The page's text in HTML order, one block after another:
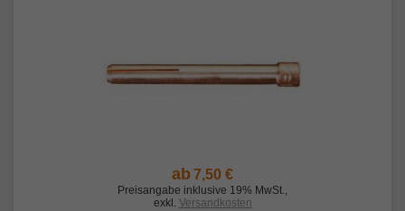
ab 7,50 €
Preisangabe inklusive 19% MwSt.,
exkl. Versandkosten